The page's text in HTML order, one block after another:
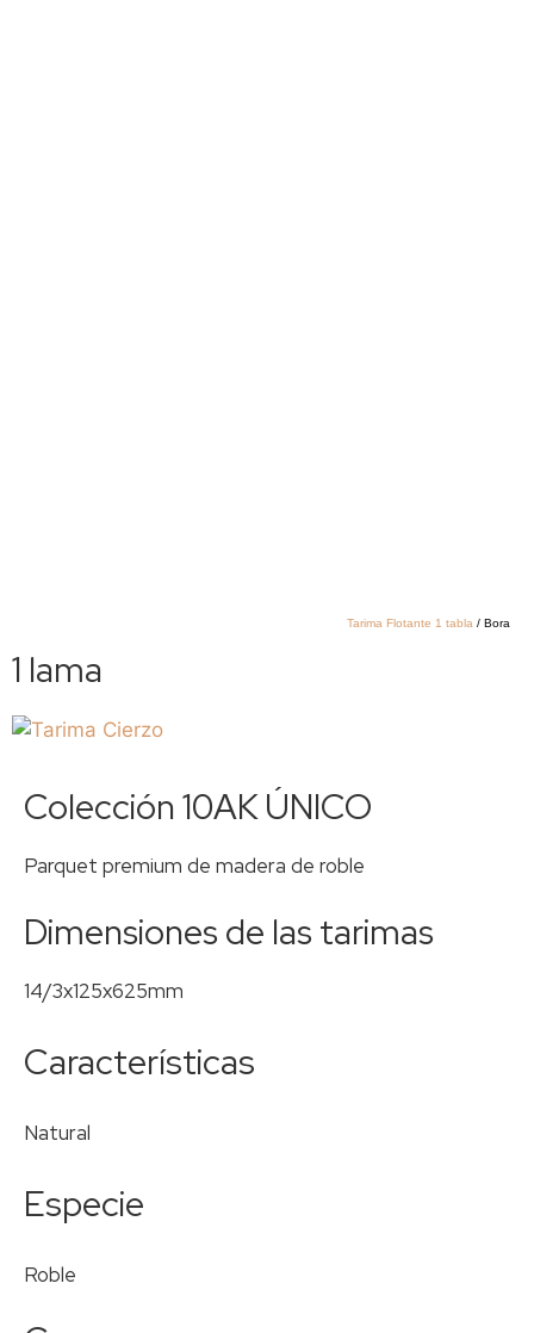
Tarima Flotante 1 tabla / Bora
1 lama
Colección 10AK ÚNICO
Parquet premium de madera de roble
Dimensiones de las tarimas
14/3x125x625mm
Características
Natural
Especie
Roble